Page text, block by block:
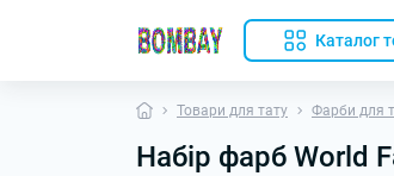
Каталог
Товари для тату Фарби для
Набір фарб World